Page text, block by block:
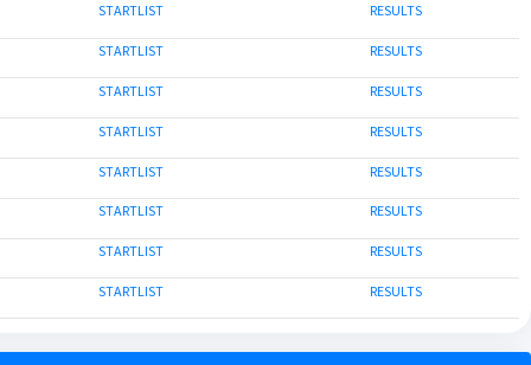
STARTLIST RESULTS
STARTLIST RESULTS
STARTLIST RESULTS
STARTLIST RESULTS
STARTLIST RESULTS
STARTLIST RESULTS
STARTLIST RESULTS
STARTLIST RESULTS